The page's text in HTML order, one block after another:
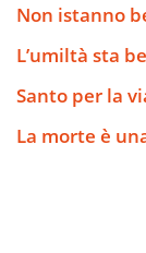
Non istanno
L’umiltà sta
Santo per la
La morte è